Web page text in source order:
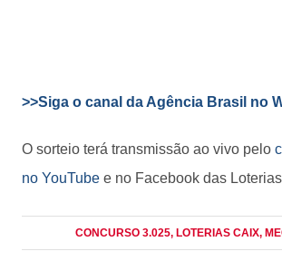
>>Siga o canal da Agência Brasil no
O sorteio terá transmissão ao vivo pelo
no YouTube e no Facebook das
CONCURSO 3.025, LOTERIAS CAIX,